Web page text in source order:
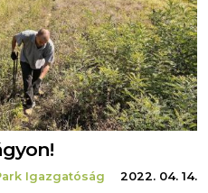
Igazgatóság
2022. 04. 14.